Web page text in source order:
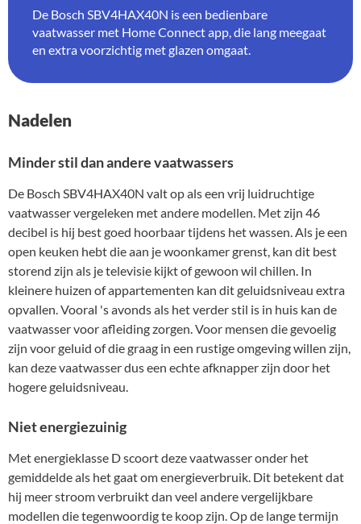
De Bosch SBV4HAX40N is een bedienbare
vaatwasser met Home Connect app, die lang meegaat
en extra voorzichtig met glazen omgaat.
Nadelen
Minder stil dan andere vaatwassers
De Bosch SBV4HAX40N valt op als een vrij luidruchtige
vaatwasser vergeleken met andere modellen. Met zijn 46
decibel is hij best goed hoorbaar tijdens het wassen. Als je een
open keuken hebt die aan je woonkamer grenst, kan dit best
storend zijn als je televisie kijkt of gewoon wil chillen. In
kleinere huizen of appartementen kan dit geluidsniveau extra
opvallen. Vooral 's avonds als het verder stil is in huis kan de
vaatwasser voor afleiding zorgen. Voor mensen die gevoelig
zijn voor geluid of die graag in een rustige omgeving willen zijn,
kan deze vaatwasser dus een echte afknapper zijn door het
hogere geluidsniveau.
Niet energiezuinig
Met energieklasse D scoort deze vaatwasser onder het
gemiddelde als het gaat om energieverbruik. Dit betekent dat
hij meer stroom verbruikt dan veel andere vergelijkbare
modellen die tegenwoordig te koop zijn. Op de lange termijn